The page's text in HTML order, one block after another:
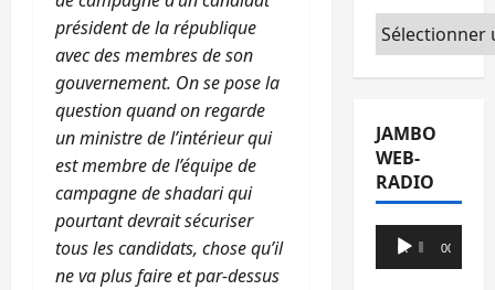
président de la république
avec des membres de son
gouvernement. On se pose la
question quand on regarde
un ministre de l’intérieur qui
est membre de l’équipe de
campagne de shadari qui
pourtant devrait sécuriser
tous les candidats, chose qu’il
ne va plus faire et par-dessus
Catégories
JAMBO
WEB-
RADIO
Lecteur
audio
00:00 00:00